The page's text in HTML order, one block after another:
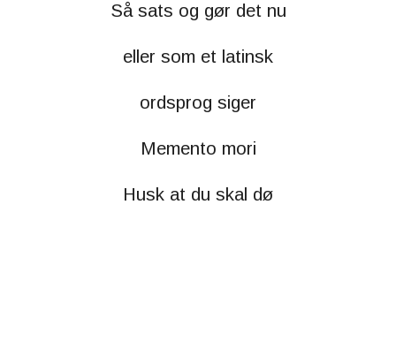
Så sats og gør det nu
eller som et latinsk
ordsprog siger
Memento mori
Husk at du skal dø